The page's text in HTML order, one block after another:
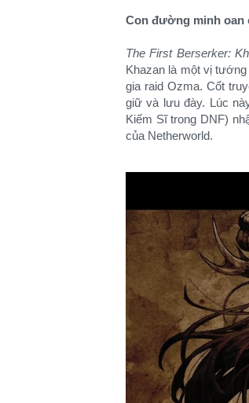
Con đường minh oan
The First Berserker:
Khazan là một vị
gia raid Ozma. Cốt
giữ và lưu đày. Lúc
Kiếm Sĩ trong DNF)
của Netherworld.